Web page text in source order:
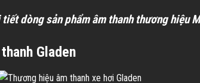
dòng sản phẩm âm thanh thương hiệu
Gladen